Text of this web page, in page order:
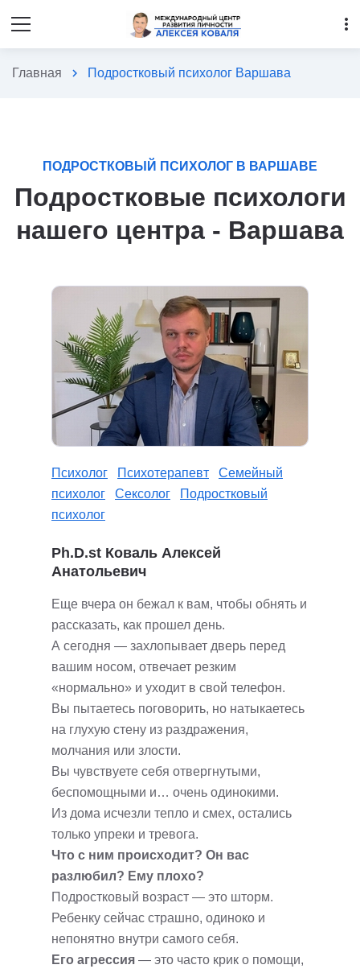
more_vert
Главная chevron_right Подростковый психолог Варшава
ПОДРОСТКОВЫЙ ПСИХОЛОГ В ВАРШАВЕ
Подростковые психологи
нашего центра - Варшава
Психолог Психотерапевт
Семейный
психолог
Сексолог
Подростковый
психолог
Ph.D.st Коваль Алексей
Анатольевич
Еще вчера он бежал к вам, чтобы обнять и
рассказать, как прошел день.
А сегодня — захлопывает дверь перед
вашим носом, отвечает резким
«нормально» и уходит в свой телефон.
Вы пытаетесь поговорить, но натыкаетесь
на глухую стену из раздражения,
молчания или злости.
Вы чувствуете себя отвергнутыми,
беспомощными и… очень одинокими.
Из дома исчезли тепло и смех, остались
только упреки и тревога.
Что с ним происходит? Он вас
разлюбил? Ему плохо?
Подростковый возраст — это шторм.
Ребенку сейчас страшно, одиноко и
непонятно внутри самого себя.
Его агрессия — это часто крик о помощи,